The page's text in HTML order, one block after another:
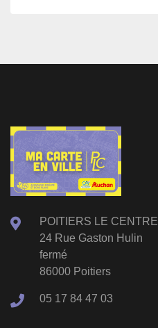
POITIERS LE CENTRE
24 Rue Gaston Hulin
fermé
86000 Poitiers
05 17 84 47 03